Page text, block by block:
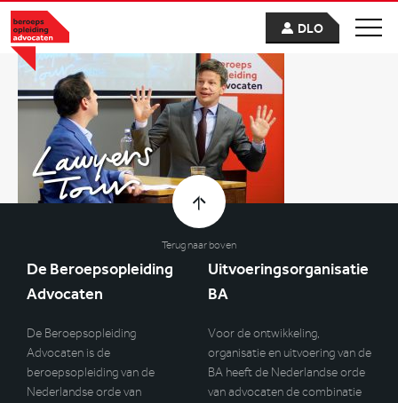
DLO
Terug naar boven
De Beroepsopleiding
Advocaten
De Beroepsopleiding
Advocaten is de
beroepsopleiding van de
Nederlandse orde van
Uitvoeringsorganisatie
BA
Voor de ontwikkeling,
organisatie en uitvoering van de
BA heeft de Nederlandse orde
van advocaten de combinatie